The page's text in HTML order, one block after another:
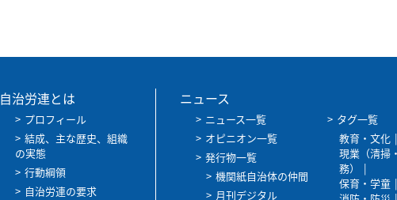
自治労連とは
プロフィール
結成、主な歴史、組織
の実態
行動綱領
自治労連の要求
ニュース
ニュース一覧
オピニオン一覧
発行物一覧
機関紙自治体の仲間
月刊デジタル
タグ一覧
教育・文化
現業（清掃
務）
保育・学童